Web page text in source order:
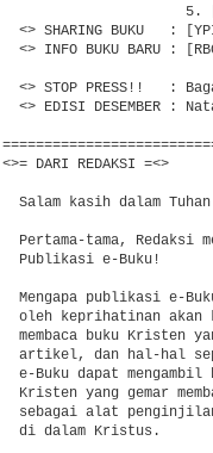
5.
<> SHARING BUKU   :
<> INFO BUKU BARU :
<> STOP PRESS!!   :
<> EDISI DESEMBER :
<>= DARI REDAKSI =<>
Salam kasih dalam Tuhan
Pertama-tama, Redaksi
  Publikasi e-Buku!
Mengapa publikasi e-
oleh keprihatinan akan
membaca buku Kristen
artikel, dan hal-hal
e-Buku dapat mengambil
Kristen yang gemar
sebagai alat
  di dalam Kristus.